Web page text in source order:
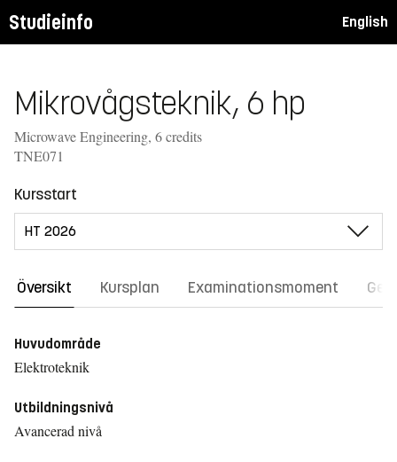
Studieinfo English
Mikrovågsteknik, 6 hp
Microwave Engineering, 6 credits
TNE071
Kursstart
Översikt Kursplan Examinationsmoment
Huvudområde
Elektroteknik
Utbildningsnivå
Avancerad nivå